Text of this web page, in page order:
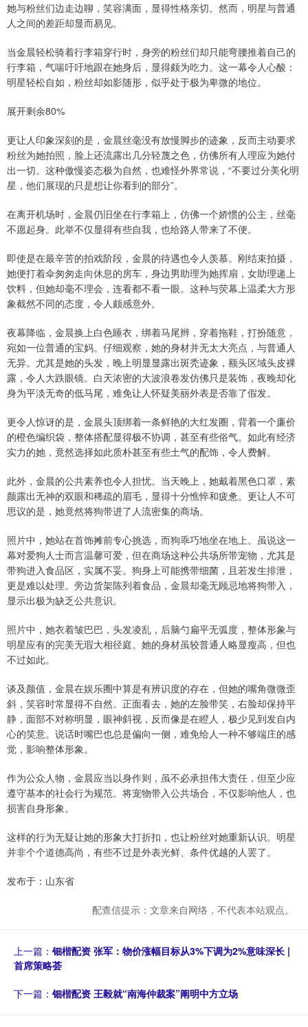
她与粉丝们边走边聊，笑容满面，显得性格亲切。然而，明星与普通
人之间的差距却显而易见。
当金晨轻松骑着行李箱穿行时，身旁的粉丝们却只能弯腰推着自己的
行李箱，气喘吁吁地跟在她身后，显得颇为吃力。这一幕令人心酸：
明星轻松自如，粉丝却如影随形，似乎处于极为卑微的地位。
展开剩余80%
更让人印象深刻的是，金晨丝毫没有放慢脚步的迹象，反而主动要求
粉丝为她拍照，脸上还流露出几分轻蔑之色，仿佛所有人理应为她付
出一切。这种傲慢姿态极为自然，也难怪外界常说，“不要过分美化明
星，他们展现的只是想让你看到的部分”。
在离开机场时，金晨仍旧坐在行李箱上，仿佛一个娇惯的公主，丝毫
不愿起身。此举不仅显得有些自我，也给路人带来了不便。
即使是在最辛苦的拍戏阶段，金晨的待遇也令人羡慕。刚结束拍摄，
她便打着伞匆匆走向休息的房车，身边男助理为她挥扇，女助理递上
饮料，但她却毫不理会，连看都不看一眼。这种与荧幕上温柔大方形
象截然不同的态度，令人颇感意外。
夜幕降临，金晨换上白色睡衣，绑着马尾辫，穿着拖鞋，打扮随意，
宛如一位普通的宝妈。仔细观察，她的身材并无太大亮点，与普通人
无异。尤其是她的头发，晚上明显显露出斑秃迹象，额头区域头皮裸
露，令人大跌眼镜。白天浓密的大波浪卷发仿佛只是装饰，夜晚却化
身为平淡无奇的低马尾，难免让人怀疑美丽外表是否靠了假发。
更令人惊讶的是，金晨头顶绑着一条鲜艳的大红发圈，背着一个廉价
的橙色编织袋，整体搭配显得极不协调，甚至有些俗气。如此有经济
实力的她，竟然选择如此质朴甚至有些土气的配饰，令人费解。
此外，金晨的公共素养也令人担忧。当天晚上，她戴着黑色口罩，素
颜露出无神的双眼和稀疏的眉毛，显得十分憔悴和疲惫。更让人不可
思议的是，她竟然将狗带进了人流密集的商场。
照片中，她站在首饰摊前专心挑选，而狗乖巧地坐在地上。虽说这一
幕对爱狗人士而言温馨可爱，但在商场这种公共场所带宠物，尤其是
带狗进入食品区，实属不妥。狗身上可能携带细菌，且若发生排泄，
更是难以处理。旁边货架陈列着食品，金晨却毫无顾忌地将狗带入，
显示出极为缺乏公共意识。
照片中，她衣着皱巴巴，头发凌乱，后脑勺扁平无弧度，整体形象与
明星应有的完美无瑕大相径庭。她的身材虽较普通人略显瘦高，但也
不过如此。
谈及颜值，金晨在娱乐圈中算是有辨识度的存在，但她的嘴角微微歪
斜，笑容时常显得不自然。正面看去，她的左脸带笑，右脸却保持平
静，面部不对称明显，眼神斜视，反而像是在瞪人，极少见到发自内
心的笑意。说话时嘴巴也总是偏向一侧，难免给人一种不够端庄的感
觉，影响整体形象。
作为公众人物，金晨应当以身作则，虽不必承担伟大责任，但至少应
遵守基本的社会行为规范。将宠物带入公共场合，不仅影响他人，也
损害自身形象。
这样的行为无疑让她的形象大打折扣，也让粉丝对她重新认识。明星
并非个个道德高尚，有些不过是外表光鲜、条件优越的人罢了。
发布于：山东省
配查信提示：文章来自网络，不代表本站观点。
上一篇： 钿楷配资 张军：物价涨幅目标从3%下调为2%意味深长 |
首席策略荟
下一篇： 钿楷配资 王毅就“南海仲裁案”阐明中方立场